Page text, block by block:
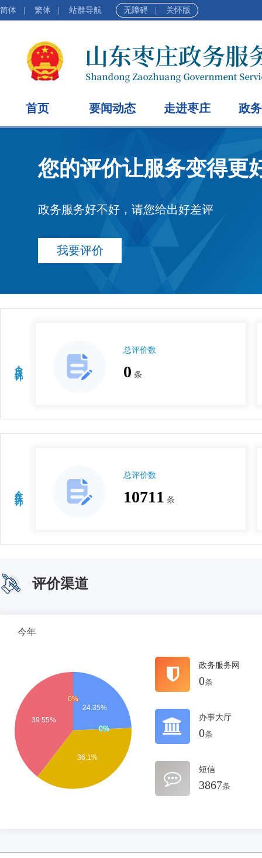
简体 繁体 站群导航 无障碍 关怀版
首页 要闻动态 走进枣庄 政
您的评价让服务变得更
政务服务好不好，请您给出好差评
我要评价
今日统计
总评价数
0 条
今年统计
总评价数
10711 条
评价渠道
今年
政务服务网
0条
办事大厅
0条
短信
3867条